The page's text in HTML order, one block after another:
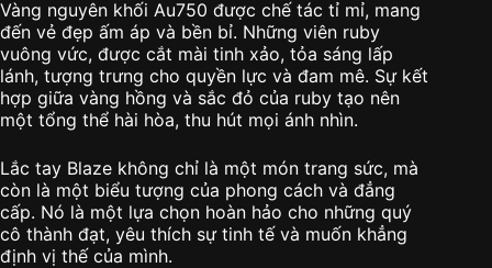
Vàng nguyên khối Au750 được chế tác tỉ mỉ, mang
đến vẻ đẹp ấm áp và bền bỉ. Những viên ruby
vuông vức, được cắt mài tinh xảo, tỏa sáng lấp
lánh, tượng trưng cho quyền lực và đam mê. Sự kết
hợp giữa vàng hồng và sắc đỏ của ruby tạo nên
một tổng thể hài hòa, thu hút mọi ánh nhìn.
Lắc tay Blaze không chỉ là một món trang sức, mà
còn là một biểu tượng của phong cách và đẳng
cấp. Nó là một lựa chọn hoàn hảo cho những quý
cô thành đạt, yêu thích sự tinh tế và muốn khẳng
định vị thế của mình.